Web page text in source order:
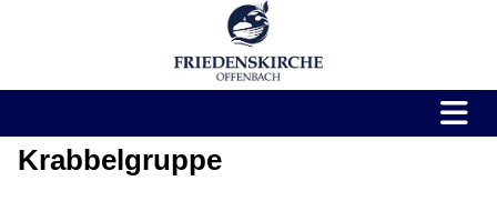
Krabbelgruppe